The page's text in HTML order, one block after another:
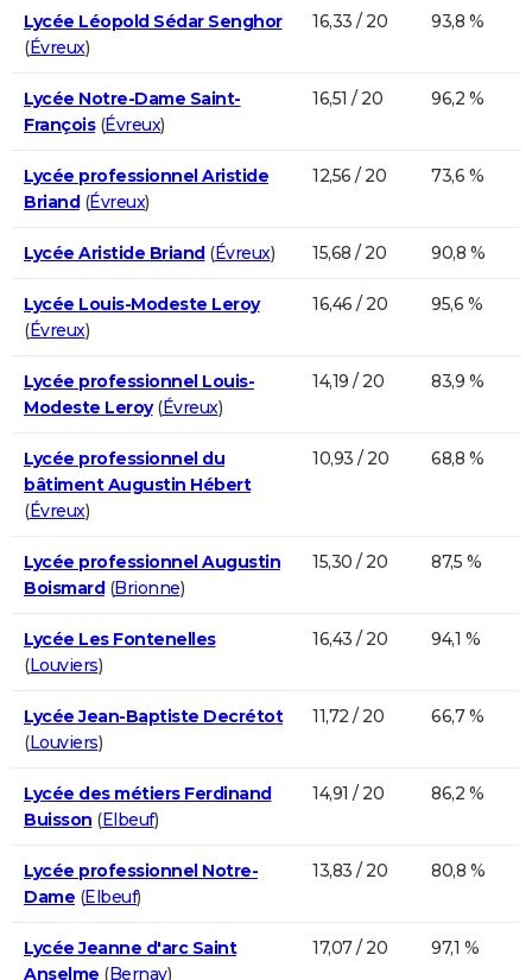
Lycée Léopold Sédar Senghor
(Évreux)
16,33 / 20 93,8 %
Lycée Notre-Dame Saint-
François(Évreux)
16,51 / 20 96,2 %
Lycée professionnel Aristide
Briand(Évreux)
12,56 / 20 73,6 %
Lycée Aristide Briand(Évreux) 15,68 / 20 90,8 %
Lycée Louis-Modeste Leroy
(Évreux)
16,46 / 20 95,6 %
Lycée professionnel Louis-
Modeste Leroy(Évreux)
14,19 / 20 83,9 %
Lycée professionnel du
bâtiment Augustin Hébert
(Évreux)
10,93 / 20 68,8 %
Lycée professionnel Augustin
Boismard(Brionne)
15,30 / 20 87,5 %
Lycée Les Fontenelles
(Louviers)
16,43 / 20 94,1 %
Lycée Jean-Baptiste Decrétot
(Louviers)
11,72 / 20 66,7 %
Lycée des métiers Ferdinand
Buisson (Elbeuf)
14,91 / 20 86,2 %
Lycée professionnel Notre-
Dame (Elbeuf)
13,83 / 20 80,8 %
Lycée Jeanne d'arc Saint
Anselme (Bernay)
17,07 / 20 97,1 %